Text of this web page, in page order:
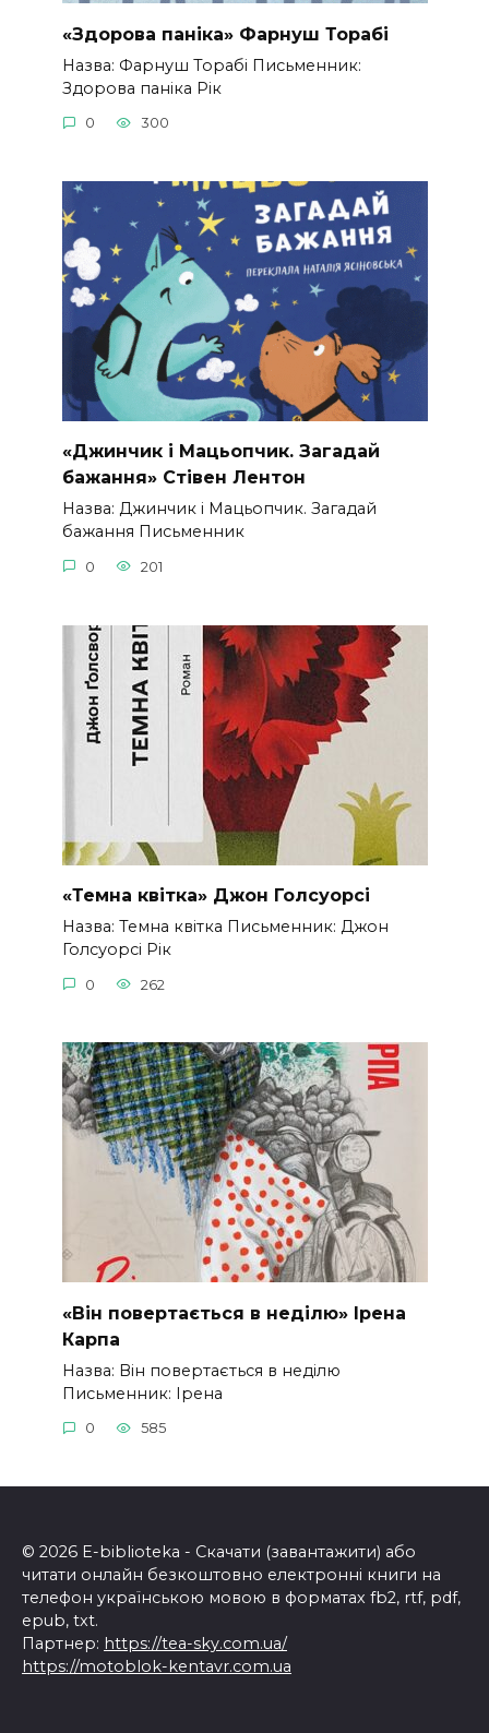
«Здорова паніка» Фарнуш Торабі
Назва: Фарнуш Торабі Письменник:
Здорова паніка Рік
0 300
«Джинчик і Мацьопчик. Загадай
бажання» Стівен Лентон
Назва: Джинчик і Мацьопчик. Загадай
бажання Письменник
0 201
«Темна квітка» Джон Голсуорсі
Назва: Темна квітка Письменник: Джон
Голсуорсі Рік
0 262
«Він повертається в неділю» Ірена
Карпа
Назва: Він повертається в неділю
Письменник: Ірена
0 585
© 2026 E-biblioteka - Скачати (завантажити) або
читати онлайн безкоштовно електронні книги на
телефон українською мовою в форматах fb2, rtf, pdf,
epub, txt.
Партнер: https://tea-sky.com.ua/
https://motoblok-kentavr.com.ua